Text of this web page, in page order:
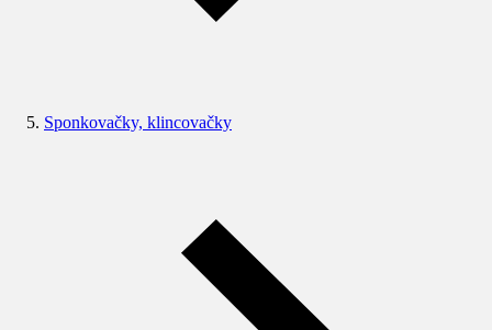
Sponkovačky, klincovačky